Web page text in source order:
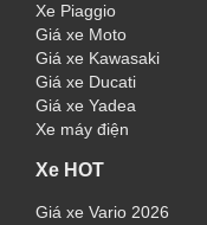
Xe Piaggio
Giá xe Moto
Giá xe Kawasaki
Giá xe Ducati
Giá xe Yadea
Xe máy điện
Xe HOT
Giá xe Vario 2026